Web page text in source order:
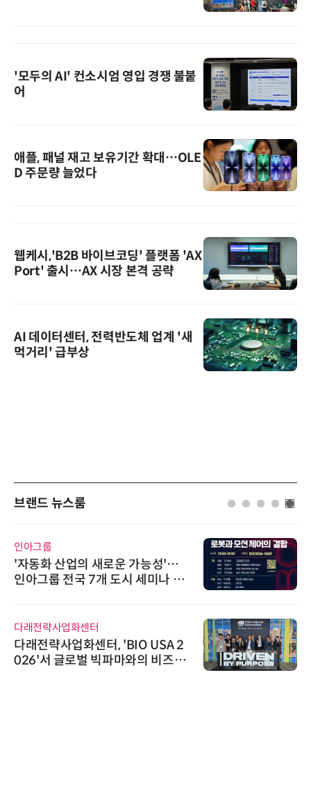
'모두의 AI' 컨소시엄 영입 경쟁 불붙
어
애플, 패널 재고 보유기간 확대…OLE
D 주문량 늘었다
웹케시,'B2B 바이브코딩' 플랫폼 'AX
Port' 출시…AX 시장 본격 공략
AI 데이터센터, 전력반도체 업계 '새
먹거리' 급부상
브랜드 뉴스룸
인아그룹
'자동화 산업의 새로운 가능성'…
인아그룹 전국 7개 도시 세미나 페
다래전략사업화센터
다래전략사업화센터, 'BIO USA 2
026'서 글로벌 빅파마와의 비즈니